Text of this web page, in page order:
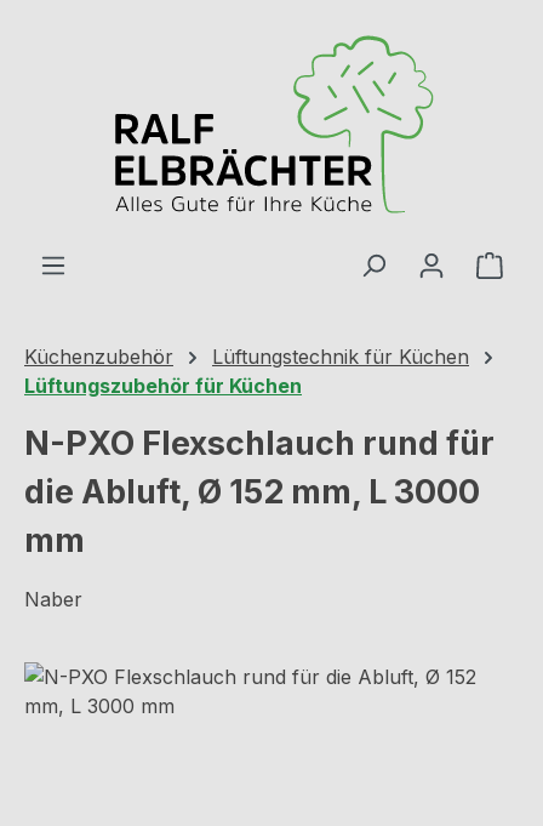
Küchenzubehör
Lüftungstechnik für Küchen
Lüftungszubehör für Küchen
N-PXO Flexschlauch rund für
die Abluft, Ø 152 mm, L 3000
mm
Naber
Bildergalerie überspringen